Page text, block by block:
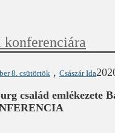
8. csütörtök , Császár Ida
család emlékezete